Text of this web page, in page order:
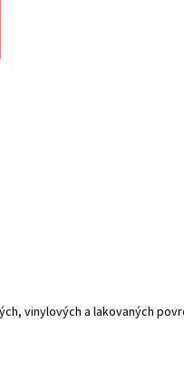
vinylových a lakovaných